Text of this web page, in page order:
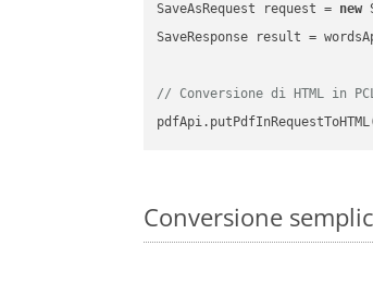
SaveAsRequest request = new
SaveResponse result =
// Conversione di HTML in
Conversione